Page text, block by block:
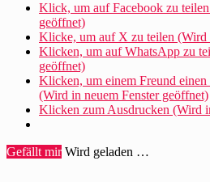
Klick, um auf Facebook zu
geöffnet)
Klicke, um auf X zu teilen (Wird
Klicken, um auf WhatsApp zu
geöffnet)
Klicken, um einem Freund
(Wird in neuem Fenster geöffnet)
Klicken zum Ausdrucken (Wird
Gefällt mir Wird geladen …